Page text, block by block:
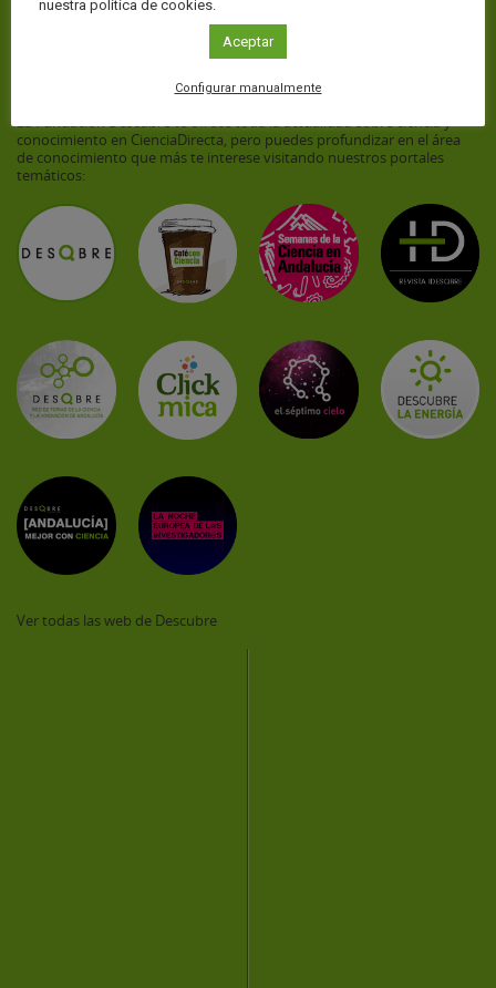
La Fundación Descubre te ofrece toda la actualidad sobre ciencia y
conocimiento en CienciaDirecta, pero puedes profundizar en el área
de conocimiento que más te interese visitando nuestros portales
temáticos:
Ver todas las web de Descubre
nuestra política de cookies.
Aceptar
Configurar manualmente